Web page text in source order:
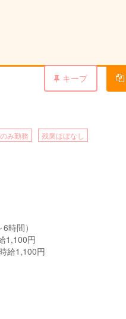
キープ
み勤務 残業ほぼなし
時間）
1,100円
給1,100円